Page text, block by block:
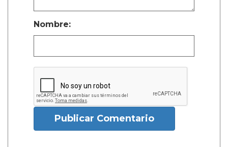
Nombre:
Publicar Comentario